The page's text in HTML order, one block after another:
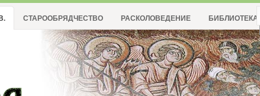
СТАРООБРЯДЧЕСТВО РАСКОЛОВЕДЕНИЕ БИБЛИОТЕКА